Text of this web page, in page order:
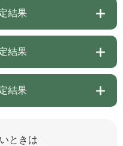
結果
結果
結果
ときは